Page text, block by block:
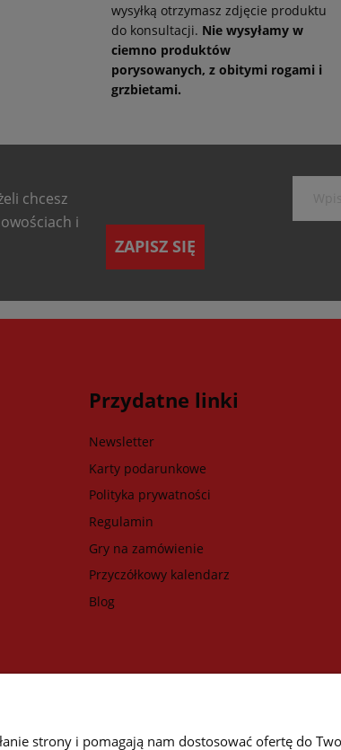
wysyłką otrzymasz zdjęcie produktu
do konsultacji. Nie wysyłamy w
ciemno produktów
porysowanych, z obitymi rogami i
grzbietami.
chcesz
i
ZAPISZ SIĘ
Przydatne linki
Newsletter
Karty podarunkowe
Polityka prywatności
Regulamin
Gry na zamówienie
Przyczółkowy kalendarz
Blog
strony i pomagają nam dostosować ofertę do